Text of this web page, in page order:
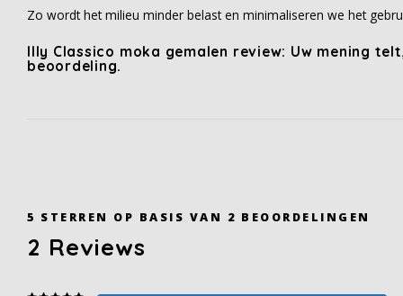
Zo wordt het milieu minder belast en minimaliseren we het
Illy Classico moka gemalen review: Uw mening
beoordeling.
5 STERREN OP BASIS VAN 2 BEOORDELINGEN
2 Reviews